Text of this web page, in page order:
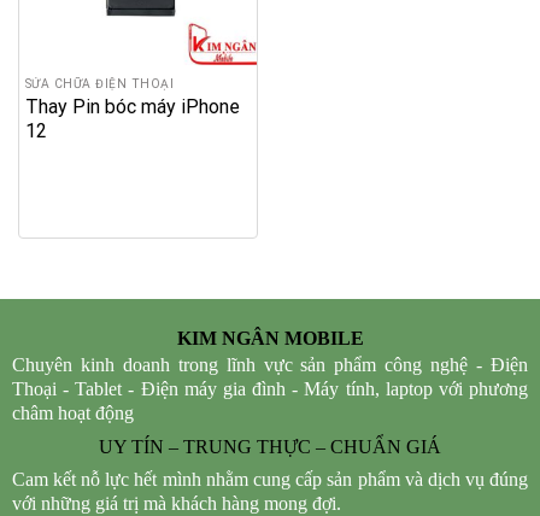
SỬA CHỮA ĐIỆN THOẠI
Thay Pin bóc máy iPhone
12
KIM NGÂN MOBILE
Chuyên kinh doanh trong lĩnh vực sản phẩm công nghệ - Điện
Thoại - Tablet - Điện máy gia đình - Máy tính, laptop với phương
châm hoạt động
UY TÍN – TRUNG THỰC – CHUẨN GIÁ
Cam kết nỗ lực hết mình nhằm cung cấp sản phẩm và dịch vụ đúng
với những giá trị mà khách hàng mong đợi.